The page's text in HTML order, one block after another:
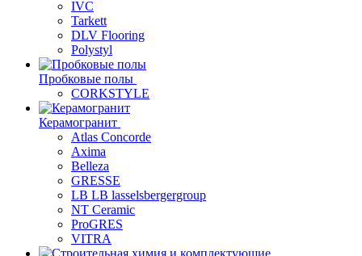
IVC
Tarkett
DLV Flooring
Polystyl
Пробковые полы
CORKSTYLE
Керамогранит
Atlas Concorde
Axima
Belleza
GRESSE
LB LB lasselsbergergroup
NT Ceramic
ProGRES
VITRA